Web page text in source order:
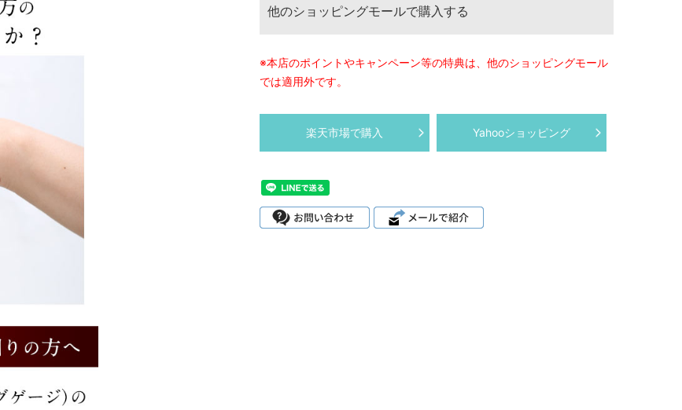
他のショッピングモールで購入する
※本店のポイントやキャンペーン等の特典は、他のショッピングモール
では適用外です。
楽天市場で購入 Yahooショッピング